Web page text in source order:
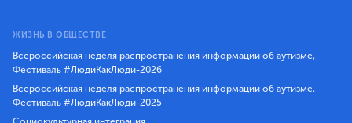
ЖИЗНЬ В ОБЩЕСТВЕ
Всероссийская неделя распространения информации об аутизме,
Фестиваль #ЛюдиКакЛюди-2026
Всероссийская неделя распространения информации об аутизме,
Фестиваль #ЛюдиКакЛюди-2025